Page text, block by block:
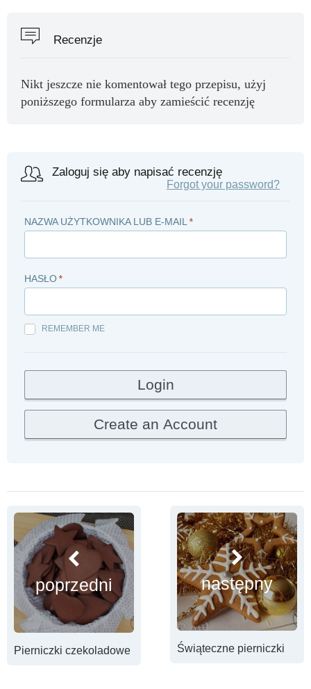
Recenzje
Nikt jeszcze nie komentował tego przepisu, użyj
poniższego formularza aby zamieścić recenzję
Zaloguj się aby napisać recenzję
Forgot your password?
NAZWA UŻYTKOWNIKA LUB E-MAIL *
HASŁO *
REMEMBER ME
poprzedni
Pierniczki czekoladowe
następny
Świąteczne pierniczki